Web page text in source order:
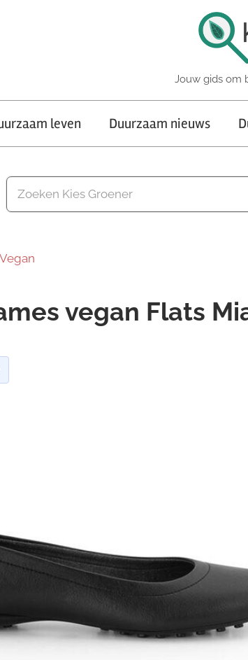
Jouw gids om
leven Duurzaam nieuws
Vegan
vegan Flats